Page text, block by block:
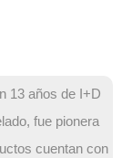
13 años de I+D
fue pionera
cuentan con